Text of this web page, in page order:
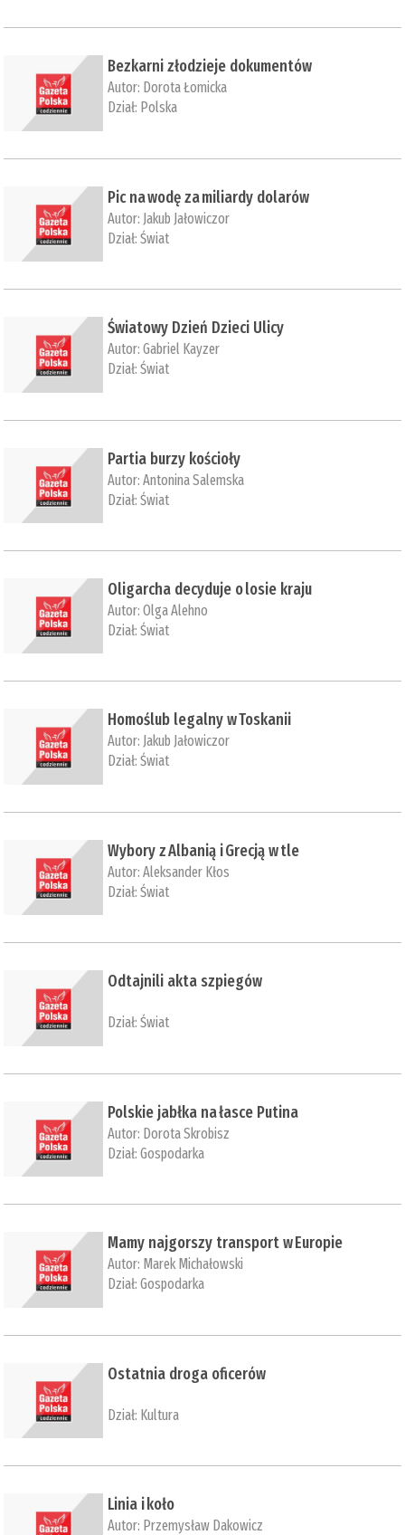
Bezkarni złodzieje dokumentów
Autor: Dorota Łomicka
Dział: Polska
Pic na wodę za miliardy dolarów
Autor: Jakub Jałowiczor
Dział:Świat
Światowy Dzień Dzieci Ulicy
Autor:Gabriel Kayzer
Dział:Świat
Partia burzy kościoły
Autor:Antonina Salemska
Dział:Świat
Oligarcha decyduje o losie kraju
Autor:Olga Alehno
Dział:Świat
Homoślub legalny w Toskanii
Autor: Jakub Jałowiczor
Dział:Świat
Wybory z Albanią i Grecją w tle
Autor:Aleksander Kłos
Dział:Świat
Odtajnili akta szpiegów
Dział:Świat
Polskie jabłka na łasce Putina
Autor: Dorota Skrobisz
Dział:Gospodarka
Mamy najgorszy transport w Europie
Autor: Marek Michałowski
Dział:Gospodarka
Ostatnia droga oficerów
Dział: Kultura
Linia i koło
Autor: Przemysław Dakowicz